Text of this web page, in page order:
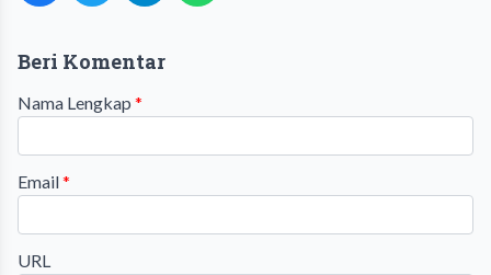
Beri Komentar
Nama Lengkap *
Email*
URL